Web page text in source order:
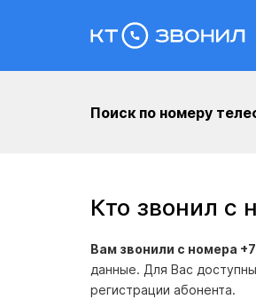
Поиск по номеру
Кто звонил с
Вам звонили с номера
данные. Для Вас
регистрации абонента.